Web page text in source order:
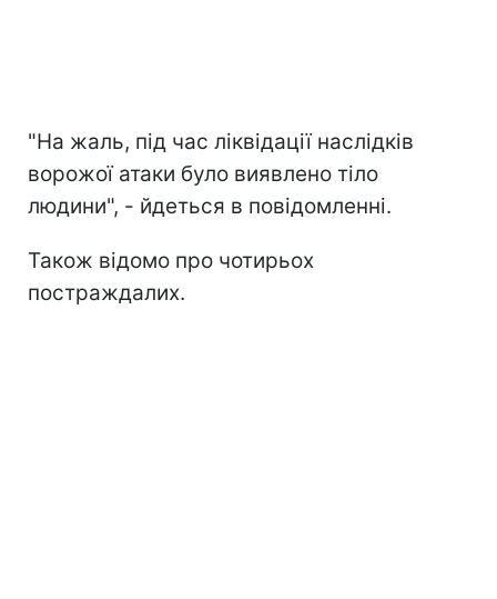
"На жаль, під час ліквідації наслідків
ворожої атаки було виявлено тіло
людини", - йдеться в повідомленні.
Також відомо про чотирьох
постраждалих.